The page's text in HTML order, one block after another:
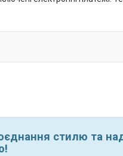
стилю та